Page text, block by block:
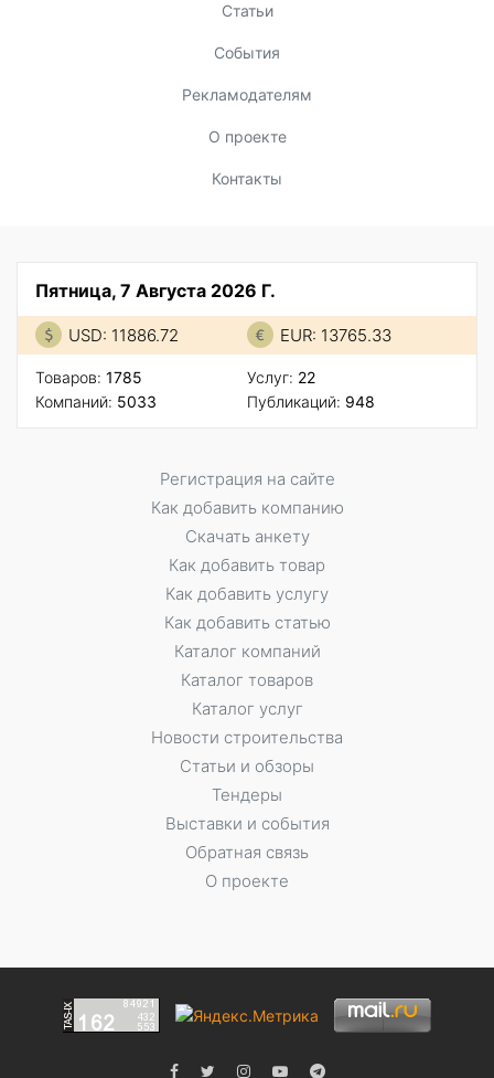
Статьи
События
Рекламодателям
О проекте
Контакты
Пятница, 7 Августа 2026 Г.
USD: 11886.72 EUR: 13765.33
Товаров: 1785
Компаний: 5033
Услуг: 22
Публикаций: 948
Регистрация на сайте
Как добавить компанию
Скачать анкету
Как добавить товар
Как добавить услугу
Как добавить статью
Каталог компаний
Каталог товаров
Каталог услуг
Новости строительства
Статьи и обзоры
Тендеры
Выставки и события
Обратная связь
О проекте